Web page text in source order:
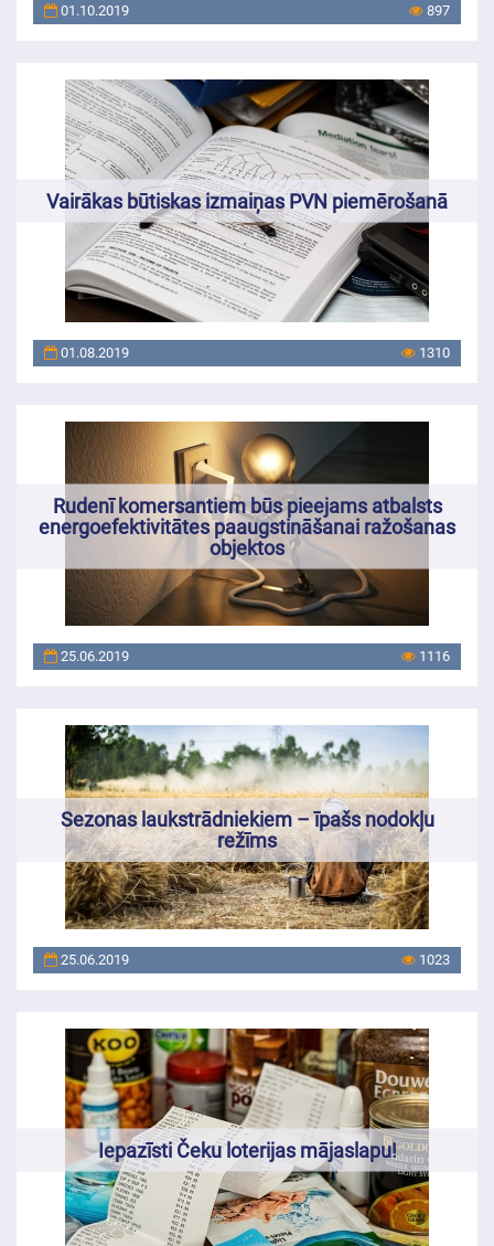
01.10.2019 897
Vairākas būtiskas izmaiņas PVN piemērošanā
01.08.2019 1310
Rudenī komersantiem būs pieejams atbalsts
energoefektivitātes paaugstināšanai ražošanas
objektos
25.06.2019 1116
Sezonas laukstrādniekiem – īpašs nodokļu
režīms
25.06.2019 1023
Iepazīsti Čeku loterijas mājaslapu!